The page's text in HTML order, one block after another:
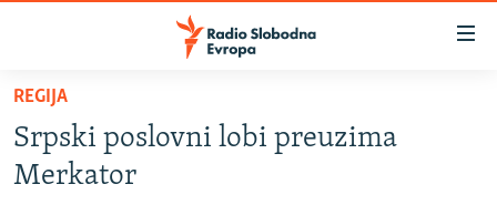
Pređite
glavni
sadržaj
VIJESTI
BOSNA I HERCEGOVINA
REGIJA
Srpski poslovni lobi preuzima
Merkator